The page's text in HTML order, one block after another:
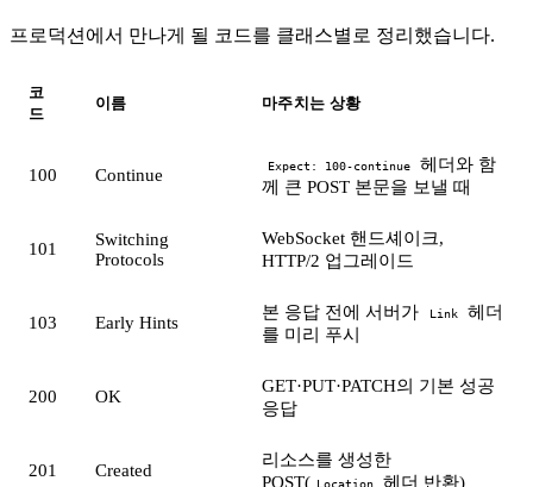
프로덕션에서 만나게 될 코드를 클래스별로 정리했습니다.
코
드
이름 마주치는 상황
100 Continue Expect: 100-continue
헤더와 함
께 큰 POST 본문을 보낼 때
101
Switching
Protocols
WebSocket 핸드셰이크,
HTTP/2 업그레이드
103 Early Hints
본 응답 전에 서버가 Link
헤더
를 미리 푸시
200 OK
GET·PUT·PATCH의 기본 성공
응답
201 Created
리소스를 생성한
POST( Location 헤더 반환)